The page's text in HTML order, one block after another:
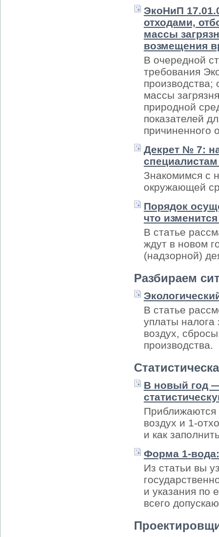
ЭкоНиП
отходами,
массы
возмещения
В очередной
требования
производства;
массы
природной
показателей
причиненного
Декрет № 7:
Знакомимся с
окружающей
Порядок
что
В статье
ждут в новом
(надзорной)
Разбираем
В статье
уплаты
воздух,
производства.
В новый год
Приближаются
воздух и 1-
и как
Форма 1-
Из статьи вы
и указания по
всего